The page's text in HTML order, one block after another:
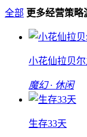
全部 更多经营策略
小花仙拉贝
魔幻 · 休闲
生存33天